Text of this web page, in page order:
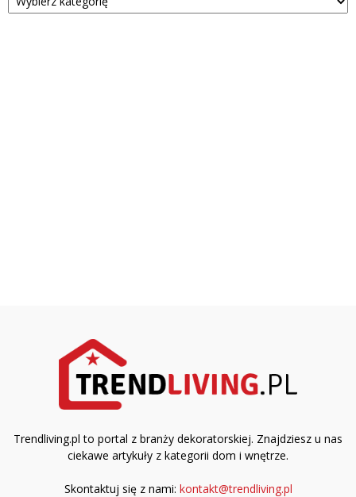
Trendliving.pl to portal z branży dekoratorskiej. Znajdziesz u nas
ciekawe artykuły z kategorii dom i wnętrze.
Skontaktuj się z nami: kontakt@trendliving.pl